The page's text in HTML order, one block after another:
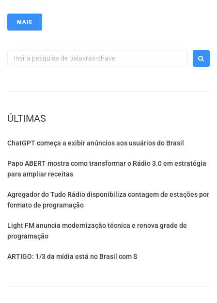
MAIS
ÚLTIMAS
ChatGPT começa a exibir anúncios aos usuários do Brasil
Papo ABERT mostra como transformar o Rádio 3.0 em estratégia
para ampliar receitas
Agregador do Tudo Rádio disponibiliza contagem de estações por
formato de programação
Light FM anuncia modernização técnica e renova grade de
programação
ARTIGO: 1/3 da mídia está no Brasil com S